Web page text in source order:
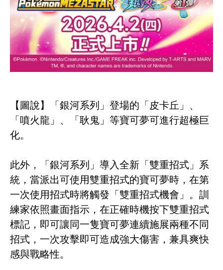
【圖說】「銀河系列」登場的「皮卡丘」、
「噴火龍」、「耿鬼」等寶可夢可進行超極巨
化。
此外，「銀河系列」導入全新「雙重招式」系
統，當派出可使用雙重招式的寶可夢時，在第
一次使用招式時將觸發「雙重招式機會」。訓
練家依照畫面指示，在正確時機按下雙重招式
標記，即可讓同一隻寶可夢連續施展兩種不同
招式，一次攻擊即可造成強大傷害，兼具爽快
感與戰略性。